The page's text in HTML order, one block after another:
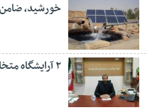
خورشید،
۲ آرایشگاه متخلف در هیرمند مهروموم شدند